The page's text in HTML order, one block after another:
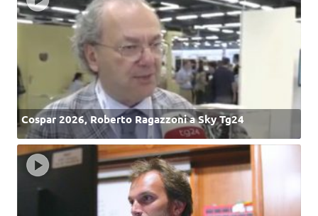
Cospar 2026, Roberto Ragazzoni a Sky Tg24